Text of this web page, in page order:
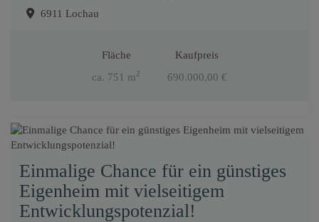
6911 Lochau
Fläche
ca. 751 m2
Kaufpreis
690.000,00 €
Einmalige Chance für ein günstiges
Eigenheim mit vielseitigem
Entwicklungspotenzial!